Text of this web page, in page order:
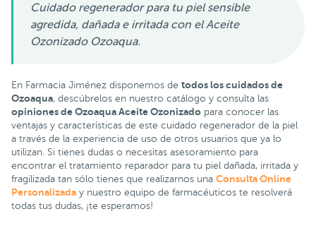
Cuidado regenerador para tu piel sensible
agredida, dañada e irritada con el Aceite
Ozonizado Ozoaqua.
En Farmacia Jiménez disponemos de todos los cuidados de
Ozoaqua, descúbrelos en nuestro catálogo y consulta las
opiniones de Ozoaqua Aceite Ozonizado para conocer las
ventajas y características de este cuidado regenerador de la piel
a través de la experiencia de uso de otros usuarios que ya lo
utilizan. Si tienes dudas o necesitas asesoramiento para
encontrar el tratamiento reparador para tu piel dañada, irritada y
fragilizada tan sólo tienes que realizarnos una Consulta Online
Personalizada y nuestro equipo de farmacéuticos te resolverá
todas tus dudas, ¡te esperamos!